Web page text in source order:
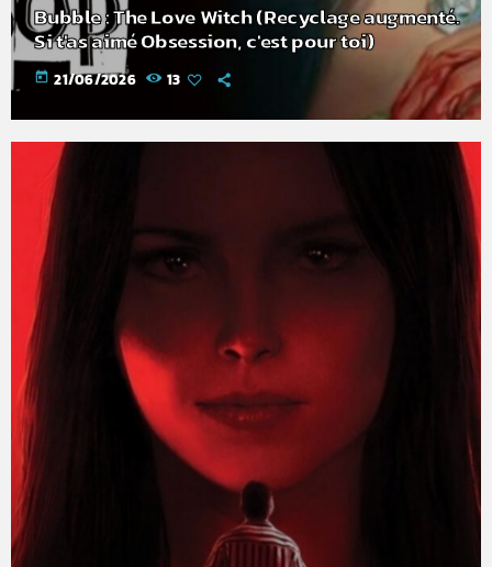
Bubble : The Love Witch (Recyclage augmenté.
Si t'as aimé Obsession, c'est pour toi)
today 21/06/2026 13